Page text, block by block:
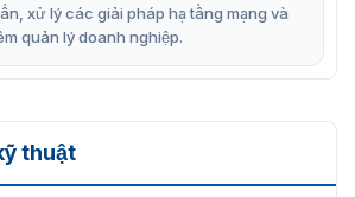
xử lý các giải pháp hạ tầng mạng và
quản lý doanh nghiệp.
thuật